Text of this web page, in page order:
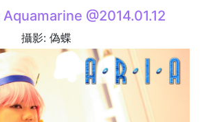
Aquamarine @2014.01.12
攝影: 偽蝶